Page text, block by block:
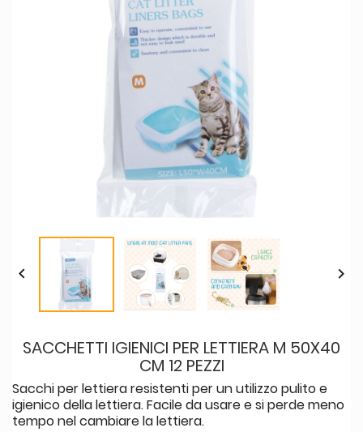
 
SACCHETTI IGIENICI PER LETTIERA M 50X40
CM 12 PEZZI
Sacchi per lettiera resistenti per un utilizzo pulito e
igienico della lettiera. Facile da usare e si perde meno
tempo nel cambiare la lettiera.